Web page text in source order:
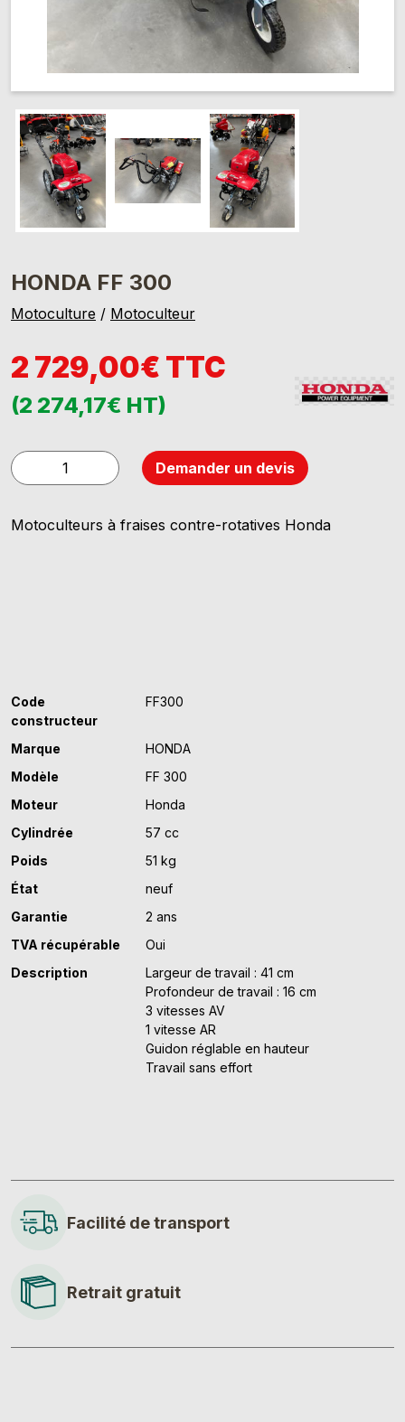
HONDA FF 300
Motoculture / Motoculteur
2 729,00€ TTC
(2 274,17€ HT)
quantité
de
FF
Demander un devis
Motoculteurs à fraises contre-rotatives Honda
Code
constructeur
FF300
Marque
HONDA
Modèle
FF 300
Moteur
Honda
Cylindrée
57 cc
Poids
51 kg
État
neuf
Garantie
2 ans
TVA récupérable
Oui
Description
Largeur de travail : 41 cm
Profondeur de travail : 16 cm
3 vitesses AV
1 vitesse AR
Guidon réglable en hauteur
Travail sans effort
Facilité de transport
Retrait gratuit